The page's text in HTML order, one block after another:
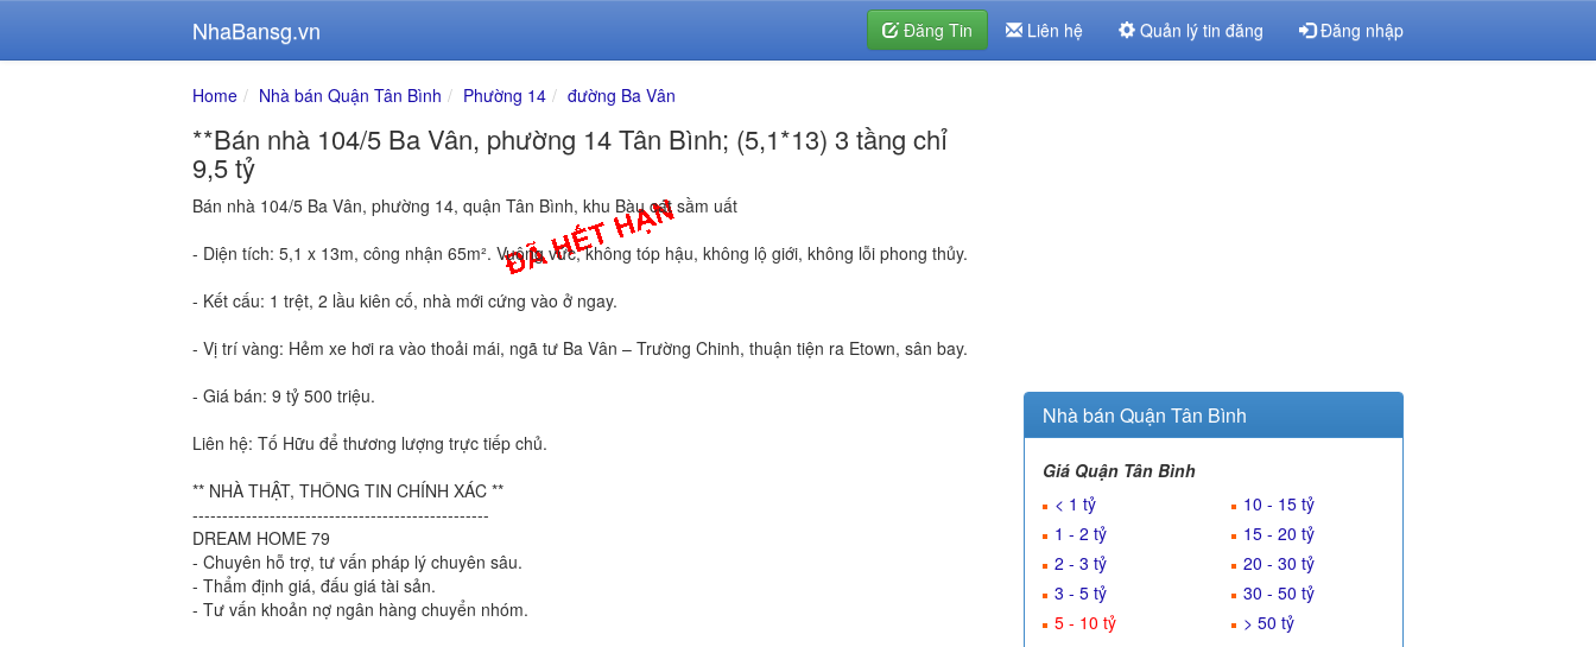
NhaBansg.vn Đăng Tin Liên hệ Quản lý tin đăng Đăng nhập
Home Nhà bán Quận Tân Bình Phường 14 đường Ba Vân
**Bán nhà 104/5 Ba Vân, phường 14 Tân Bình; (5,1*13) 3 tầng chỉ
9,5 tỷ
Bán nhà 104/5 Ba Vân, phường 14, quận Tân Bình, khu Bàu cát sầm uất
- Diện tích: 5,1 x 13m, công nhận 65m². Vuông vức, không tóp hậu, không lộ giới, không lỗi phong thủy.
- Kết cấu: 1 trệt, 2 lầu kiên cố, nhà mới cứng vào ở ngay.
- Vị trí vàng: Hẻm xe hơi ra vào thoải mái, ngã tư Ba Vân – Trường Chinh, thuận tiện ra Etown, sân bay.
- Giá bán: 9 tỷ 500 triệu.
Liên hệ: Tố Hữu để thương lượng trực tiếp chủ.
** NHÀ THẬT, THÔNG TIN CHÍNH XÁC **
--------------------------------------------------
DREAM HOME 79
- Chuyên hỗ trợ, tư vấn pháp lý chuyên sâu.
- Thẩm định giá, đấu giá tài sản.
- Tư vấn khoản nợ ngân hàng chuyển nhóm.
Nhà bán Quận Tân Bình
Giá Quận Tân Bình
< 1 tỷ
1 - 2 tỷ
2 - 3 tỷ
3 - 5 tỷ
5 - 10 tỷ
10 - 15 tỷ
15 - 20 tỷ
20 - 30 tỷ
30 - 50 tỷ
> 50 tỷ